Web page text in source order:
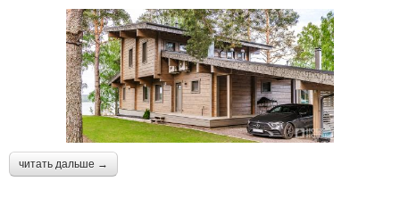
читать дальше →